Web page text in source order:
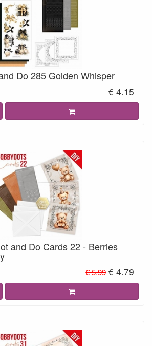
Do 285 Golden Whisper
€ 4.15
and Do Cards 22 - Berries
€ 5.99 € 4.79